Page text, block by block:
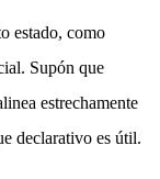
estado, como
Supón que
estrechamente
declarativo es útil.